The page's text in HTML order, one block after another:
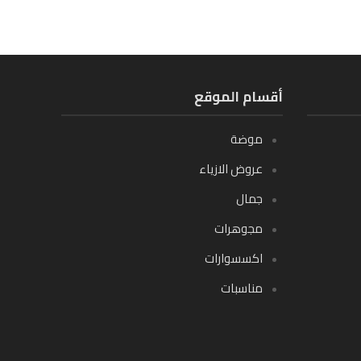
أقسام الموقع
موضة
عروض الازياء
جمال
مجوهرات
اكسسوارات
مناسبات